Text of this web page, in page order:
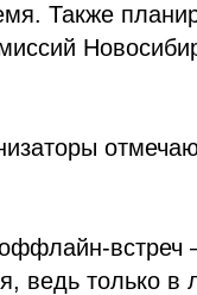
Также
ведь только в